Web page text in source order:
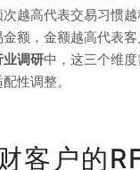
越高代表交易习惯
额，金额越高代表
业调研中，这三个维
性调整。
客户的